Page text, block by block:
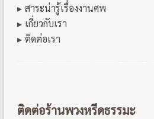
สาระน่ารู้เรื่องงานศพ
เกี่ยวกับเรา
ติดต่อเรา
ติดต่อร้านพวงหรีดธรรมะ